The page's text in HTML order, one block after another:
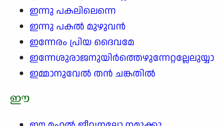
ഇന്നു പകലിലെന്നെ
ഇന്നു പകൽ മുഴുവൻ
ഇന്നേരം പ്രിയ ദൈവമേ
ഇന്നേശുരാജനുയിർത്തെഴുന്നേറ്റല്ലേലുയ്യാ
ഇമ്മാനുവേൽ തൻ ചങ്കതിൽ
ഈ